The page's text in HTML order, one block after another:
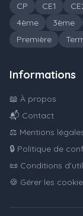
CP CE1
4ème
3ème
Première
Informations
📖 À propos
📬 Contact
⚖️ Mentions
🔒 Politique de
📜 Conditions
🍪 Gérer les